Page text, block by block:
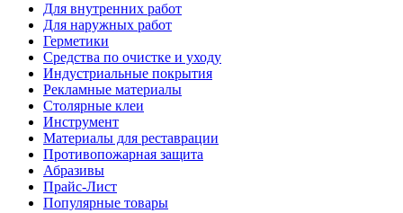
Для внутренних работ
Для наружных работ
Герметики
Средства по очистке и уходу
Индустриальные покрытия
Рекламные материалы
Столярные клеи
Инструмент
Материалы для реставрации
Противопожарная защита
Абразивы
Прайс-Лист
Популярные товары